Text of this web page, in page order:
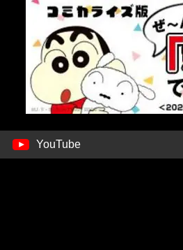
YouTube